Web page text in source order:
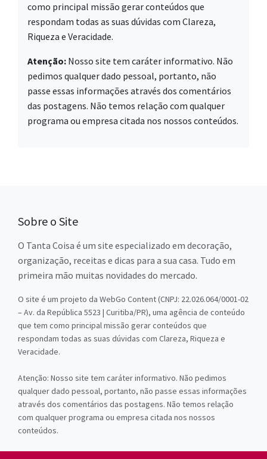
como principal missão gerar conteúdos que
respondam todas as suas dúvidas com Clareza,
Riqueza e Veracidade.
Atenção: Nosso site tem caráter informativo. Não
pedimos qualquer dado pessoal, portanto, não
passe essas informações através dos comentários
das postagens. Não temos relação com qualquer
programa ou empresa citada nos nossos conteúdos.
Sobre o Site
O Tanta Coisa é um site especializado em decoração,
organização, receitas e dicas para a sua casa. Tudo em
primeira mão muitas novidades do mercado.
O site é um projeto da WebGo Content (CNPJ: 22.026.064/0001-02
– Av. da República 5523 | Curitiba/PR), uma agência de conteúdo
que tem como principal missão gerar conteúdos que
respondam todas as suas dúvidas com Clareza, Riqueza e
Veracidade.
Atenção: Nosso site tem caráter informativo. Não pedimos
qualquer dado pessoal, portanto, não passe essas informações
através dos comentários das postagens. Não temos relação
com qualquer programa ou empresa citada nos nossos
conteúdos.